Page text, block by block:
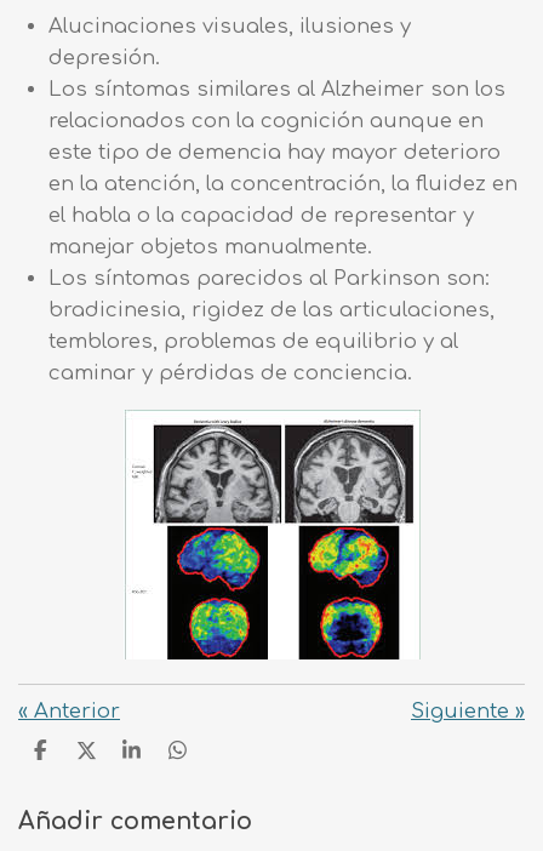
Alucinaciones visuales, ilusiones y
depresión.
Los síntomas similares al Alzheimer son los
relacionados con la cognición aunque en
este tipo de demencia hay mayor deterioro
en la atención, la concentración, la fluidez en
el habla o la capacidad de representar y
manejar objetos manualmente.
Los síntomas parecidos al Parkinson son:
bradicinesia, rigidez de las articulaciones,
temblores, problemas de equilibrio y al
caminar y pérdidas de conciencia.
« Anterior Siguiente »
C
p
C
p
C
p
C
p
Añadir comentario